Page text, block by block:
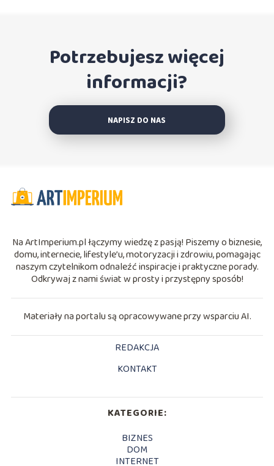
Potrzebujesz więcej
informacji?
NAPISZ DO NAS
Na ArtImperium.pl łączymy wiedzę z pasją! Piszemy o biznesie,
domu, internecie, lifestyle’u, motoryzacji i zdrowiu, pomagając
naszym czytelnikom odnaleźć inspiracje i praktyczne porady.
Odkrywaj z nami świat w prosty i przystępny sposób!
Materiały na portalu są opracowywane przy wsparciu AI.
REDAKCJA
KONTAKT
KATEGORIE:
BIZNES
DOM
INTERNET